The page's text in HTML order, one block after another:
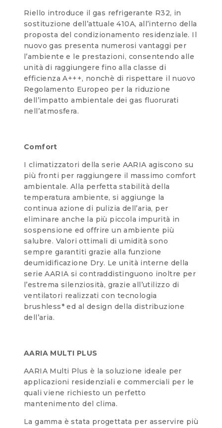
Riello introduce il gas refrigerante R32, in
sostituzione dell’attuale 410A, all’interno della
proposta del condizionamento residenziale. Il
nuovo gas presenta numerosi vantaggi per
l’ambiente e le prestazioni, consentendo alle
unità di raggiungere fino alla classe di
efficienza A+++, nonchè di rispettare il nuovo
Regolamento Europeo per la riduzione
dell’impatto ambientale dei gas fluorurati
nell’atmosfera.
Comfort
I climatizzatori della serie AARIA agiscono su
più fronti per raggiungere il massimo comfort
ambientale. Alla perfetta stabilità della
temperatura ambiente, si aggiunge la
continua azione di pulizia dell’aria, per
eliminare anche la più piccola impurità in
sospensione ed offrire un ambiente più
salubre. Valori ottimali di umidità sono
sempre garantiti grazie alla funzione
deumidificazione Dry. Le unità interne della
serie AARIA si contraddistinguono inoltre per
l’estrema silenziosità, grazie all’utilizzo di
ventilatori realizzati con tecnologia
brushless* ed al design della distribuzione
dell’aria.
AARIA MULTI PLUS
AARIA Multi Plus è la soluzione ideale per
applicazioni residenziali e commerciali per le
quali viene richiesto un perfetto
mantenimento del clima.
La gamma è stata progettata per asservire più